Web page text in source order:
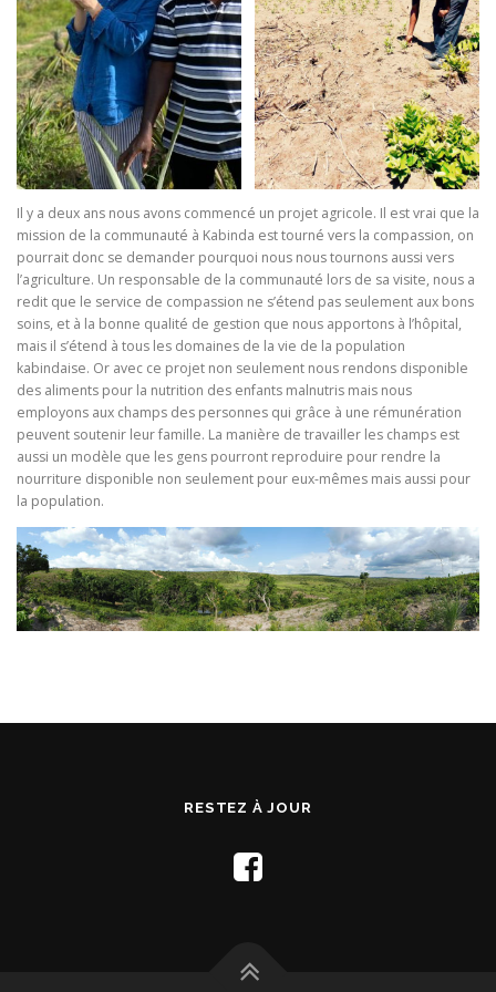
Il y a deux ans nous avons commencé un projet agricole. Il est vrai que la
mission de la communauté à Kabinda est tourné vers la compassion, on
pourrait donc se demander pourquoi nous nous tournons aussi vers
l’agriculture. Un responsable de la communauté lors de sa visite, nous a
redit que le service de compassion ne s’étend pas seulement aux bons
soins, et à la bonne qualité de gestion que nous apportons à l’hôpital,
mais il s’étend à tous les domaines de la vie de la population
kabindaise. Or avec ce projet non seulement nous rendons disponible
des aliments pour la nutrition des enfants malnutris mais nous
employons aux champs des personnes qui grâce à une rémunération
peuvent soutenir leur famille. La manière de travailler les champs est
aussi un modèle que les gens pourront reproduire pour rendre la
nourriture disponible non seulement pour eux-mêmes mais aussi pour
la population.
RESTEZ À JOUR